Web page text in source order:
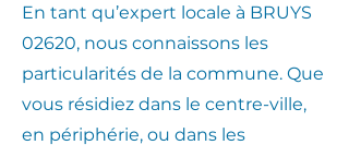
En tant qu’expert locale à BRUYS
02620, nous connaissons les
particularités de la commune. Que
vous résidiez dans le centre-ville,
en périphérie, ou dans les